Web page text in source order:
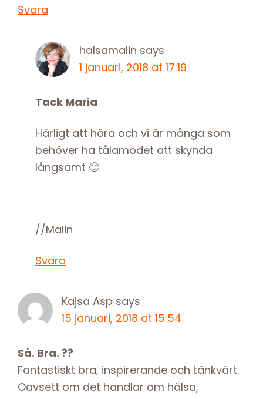
Svara
halsamalin says
1 januari, 2018 at 17:19
Tack Maria
Härligt att höra och vi är många som
behöver ha tålamodet att skynda
långsamt 🙂
//Malin
Svara
Kajsa Asp says
15 januari, 2018 at 15:54
Så. Bra. ??
Fantastiskt bra, inspirerande och tänkvärt.
Oavsett om det handlar om hälsa,